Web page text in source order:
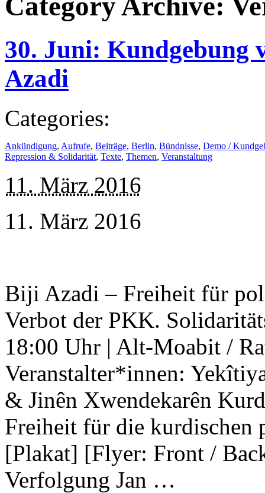
Category Archive:
30. Juni: Kundgebung
Azadi
Categories:
Ankündigung, Aufrufe, Beiträge, Berlin, Bündnisse, Demo /
Repression & Solidarität, Texte, Themen, Veranstaltung
11. März 2016
11. März 2016
Biji Azadi – Freiheit für
Verbot der PKK.
18:00 Uhr | Alt-Moabit /
Veranstalter*innen:
& Jinên Xwendekarên
Freiheit für die kurdischen
[Plakat] [Flyer: Front /
Verfolgung Jan …